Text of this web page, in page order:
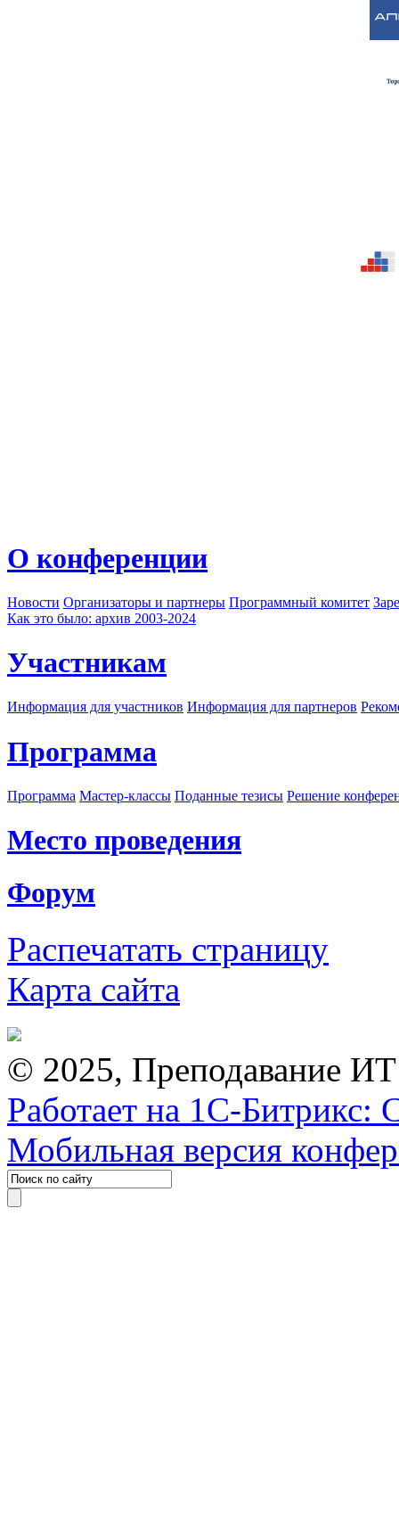
О конференции
Новости Организаторы и партнеры Программный комитет
Как это было: архив 2003-2024
Участникам
Информация для участников Информация для партнеров
Программа
Программа Мастер-классы Поданные тезисы Решение
Место проведения
Форум
Распечатать страницу
Карта сайта
© 2025, Преподавание
Работает на 1С-Битрикс:
Мобильная версия